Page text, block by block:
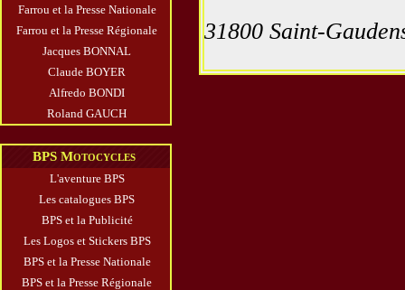
Farrou et la Presse Nationale
Farrou et la Presse Régionale
Jacques BONNAL
Claude BOYER
Alfredo BONDI
Roland GAUCH
BPS Motocycles
L'aventure BPS
Les catalogues BPS
BPS et la Publicité
Les Logos et Stickers BPS
BPS et la Presse Nationale
BPS et la Presse Régionale
31800 Saint-